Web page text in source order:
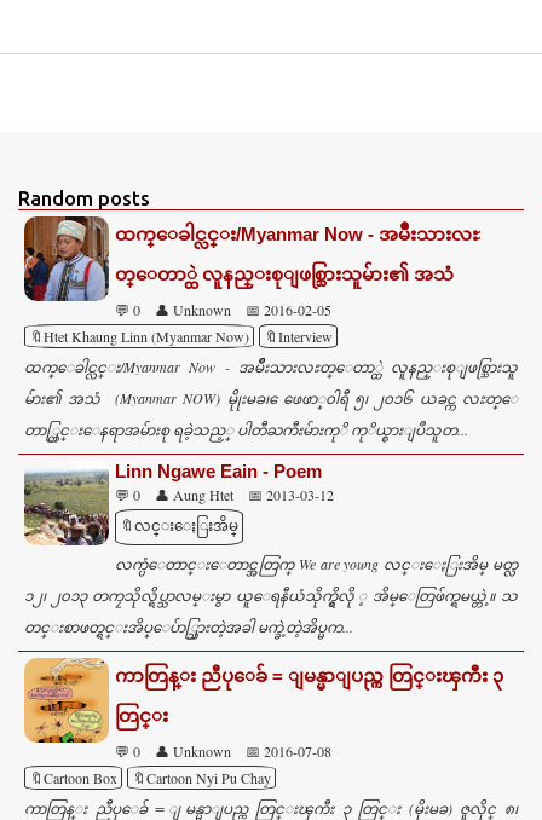
Random posts
ထက္ေခါင္လင္း/Myanmar Now - အမ်ဳိးသားလႊ
တ္ေတာ္ထဲ လူနည္းစုျဖစ္သြားသူမ်ား၏ အသံ
💬 0 👤 Unknown
📅 2016-02-05
🔖Htet Khaung Linn (Myanmar Now)
🔖Interview
ထက္ေခါင္လင္း/Myanmar Now - အမ်ဳိးသားလႊတ္ေတာ္ထဲ လူနည္းစုျဖစ္သြားသူ
မ်ား၏ အသံ (Myanmar NOW) မိုုးမခ၊ ေဖေဖာ္၀ါရီ ၅၊ ၂၀၁၆ ယခင္က လႊတ္ေ
တာ္တြင္းေနရာအမ်ားစု ရခဲ့သည့္ ပါတီႀကီးမ်ားကုိ ကုိယ္စားျပဳသူတ...
Linn Ngawe Eain - Poem
💬 0 👤 Aung Htet
📅 2013-03-12
🔖လင္းေႏြးအိမ္
လက္ပံေတာင္းေတာင္အတြက္ We are young လင္းေႏြးအိမ္ မတ္လ
၁၂၊ ၂၀၁၃ တကၠသိုလ္ရိပ္သာလမ္းမွာ ယူေရနီယံသိုက္ရွိလို ့ အိမ္ေတြဖ်က္ရမယ္တဲ့။ သ
တင္းစာဖတ္ရင္းအိပ္ေပ်ာ္သြားတဲ့အခါ မက္ခဲ့တဲ့အိပ္မက...
ကာတြန္း ညီပုေခ် = ျမန္မာျပည္က တြင္းၾကီး ၃
တြင္း
💬 0 👤 Unknown
📅 2016-07-08
🔖Cartoon Box
🔖Cartoon Nyi Pu Chay
ကာတြန္း ညီပုေခ် = ျမန္မာျပည္က တြင္းၾကီး ၃ တြင္း (မိုးမခ) ဇူလိုင္ ၈၊